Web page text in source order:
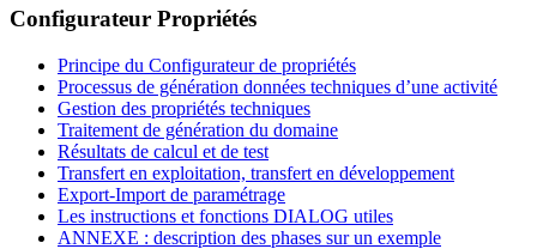
Configurateur Propriétés
Principe du Configurateur de propriétés
Processus de génération données techniques d’une activité
Gestion des propriétés techniques
Traitement de génération du domaine
Résultats de calcul et de test
Transfert en exploitation, transfert en développement
Export-Import de paramétrage
Les instructions et fonctions DIALOG utiles
ANNEXE : description des phases sur un exemple